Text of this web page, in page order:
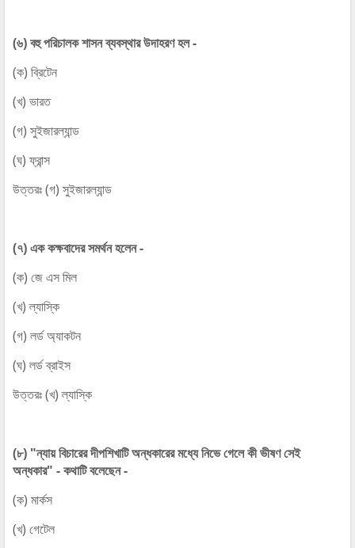
(৬) বহু পরিচালক শাসন ব্যবস্থার উদাহরণ হল -
(ক) ব্রিটেন
(খ) ভারত
(গ) সুইজারল্যান্ড
(ঘ) ফ্রান্স
উত্তরঃ (গ) সুইজারল্যান্ড
(৭) এক কক্ষবাদের সমর্থন হলেন -
(ক) জে এস মিল
(খ) ল্যাস্কি
(গ) লর্ড অ্যাকটন
(ঘ) লর্ড ব্রাইস
উত্তরঃ (খ) ল্যাস্কি
(৮) "ন্যায় বিচারের দীপশিখাটি অন্ধকারের মধ্যে নিভে গেলে কী ভীষণ সেই
অন্ধকার" - কথাটি বলেছেন -
(ক) মার্কস
(খ) গেটেল